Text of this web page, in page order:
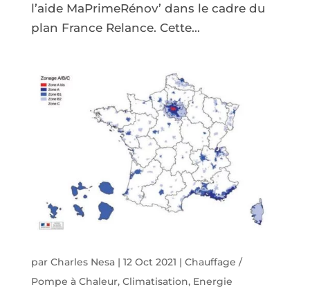
l’aide MaPrimeRénov’ dans le cadre du
plan France Relance. Cette...
par Charles Nesa| 12 Oct 2021 | Chauffage /
Pompe à Chaleur, Climatisation, Energie